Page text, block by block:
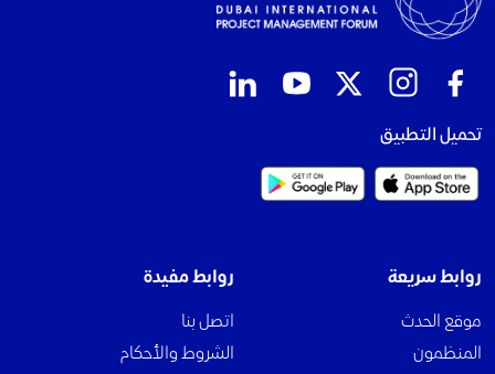
تحميل التطبيق
روابط سريعة
موقع الحدث
المنظمون
روابط مفيدة
اتصل بنا
الشروط والأحكام